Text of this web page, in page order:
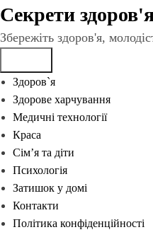
Перейти
вмісту
Секрети
Збережіть здоров'я,
Здоров`я
Здорове харчування
Медичні технології
Краса
Сім’я та діти
Психологія
Затишок у домі
Контакти
Політика конфіденційності